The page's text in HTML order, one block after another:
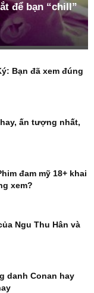
để bạn “chill”
Bạn đã xem đúng
ấn tượng nhất,
đam mỹ 18+ khai
xem?
Ngu Thu Hân và
danh Conan hay